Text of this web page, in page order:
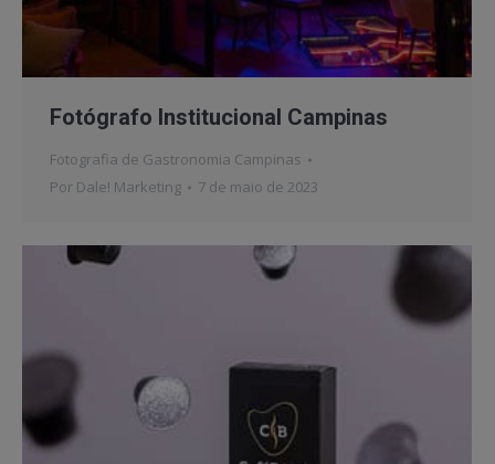
Fotógrafo Institucional Campinas
Fotografia de Gastronomia Campinas
Por Dale! Marketing 7 de maio de 2023